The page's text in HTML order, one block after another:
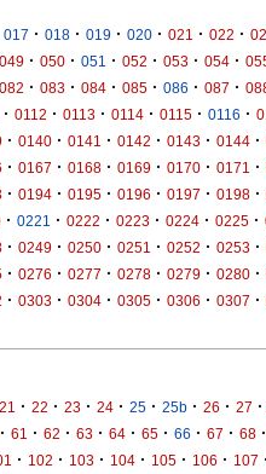
017 · 018 · 019 · 020 · 021 · 022 ·
049 · 050 · 051 · 052 · 053 · 054 ·
082 · 083 · 084 · 085 · 086 · 087 ·
· 0112 · 0113 · 0114 · 0115 · 0116 ·
· 0140 · 0141 · 0142 · 0143 · 0144 ·
· 0167 · 0168 · 0169 · 0170 · 0171 ·
· 0194 · 0195 · 0196 · 0197 · 0198 ·
· 0221 · 0222 · 0223 · 0224 · 0225 ·
· 0249 · 0250 · 0251 · 0252 · 0253 ·
· 0276 · 0277 · 0278 · 0279 · 0280 ·
· 0303 · 0304 · 0305 · 0306 · 0307 ·
21 · 22 · 23 · 24 · 25 · 25b · 26 · 27 ·
· 61 · 62 · 63 · 64 · 65 · 66 · 67 · 68 ·
· 102 · 103 · 104 · 105 · 106 · 107 ·